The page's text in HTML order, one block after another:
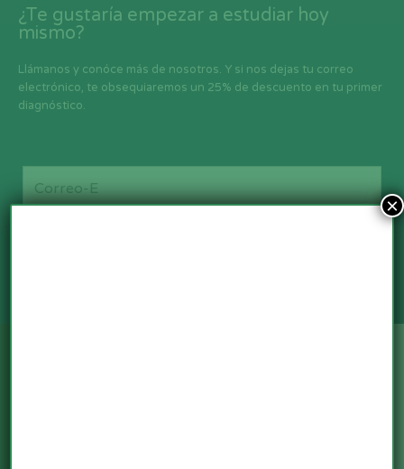
¿Te gustaría empezar a estudiar hoy
mismo?
Llámanos y conóce más de nosotros. Y si nos dejas tu correo
electrónico, te obsequiaremos un 25% de descuento en tu primer
diagnóstico.
×